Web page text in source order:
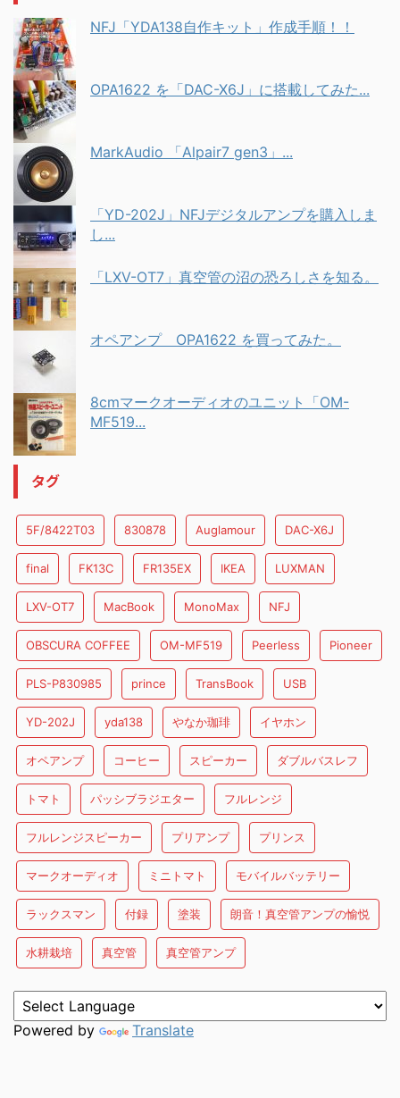
NFJ「YDA138自作キット」作成手順！！
OPA1622 を「DAC-X6J」に搭載してみた...
MarkAudio 「Alpair7 gen3」...
「YD-202J」NFJデジタルアンプを購入しま
し...
「LXV-OT7」真空管の沼の恐ろしさを知る。
オペアンプ OPA1622 を買ってみた。
8cmマークオーディオのユニット「OM-
MF519...
タグ
5F/8422T03 830878 Auglamour DAC-X6J
final FK13C FR135EX IKEA LUXMAN
LXV-OT7 MacBook MonoMax NFJ
OBSCURA COFFEE OM-MF519 Peerless Pioneer
PLS-P830985 prince TransBook USB
YD-202J yda138 やなか珈琲 イヤホン
オペアンプ コーヒー スピーカー ダブルバスレフ
トマト パッシブラジエター フルレンジ
フルレンジスピーカー プリアンプ プリンス
マークオーディオ ミニトマト モバイルバッテリー
ラックスマン 付録 塗装 朗音！真空管アンプの愉悦
水耕栽培 真空管 真空管アンプ
Powered by Translate